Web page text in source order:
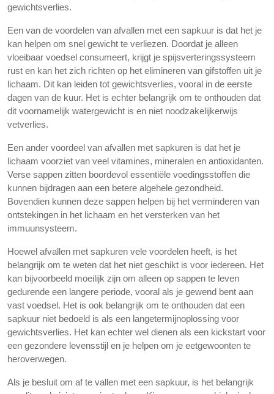
gewichtsverlies.
Een van de voordelen van afvallen met een sapkuur is dat het je
kan helpen om snel gewicht te verliezen. Doordat je alleen
vloeibaar voedsel consumeert, krijgt je spijsverteringssysteem
rust en kan het zich richten op het elimineren van gifstoffen uit je
lichaam. Dit kan leiden tot gewichtsverlies, vooral in de eerste
dagen van de kuur. Het is echter belangrijk om te onthouden dat
dit voornamelijk watergewicht is en niet noodzakelijkerwijs
vetverlies.
Een ander voordeel van afvallen met sapkuren is dat het je
lichaam voorziet van veel vitamines, mineralen en antioxidanten.
Verse sappen zitten boordevol essentiële voedingsstoffen die
kunnen bijdragen aan een betere algehele gezondheid.
Bovendien kunnen deze sappen helpen bij het verminderen van
ontstekingen in het lichaam en het versterken van het
immuunsysteem.
Hoewel afvallen met sapkuren vele voordelen heeft, is het
belangrijk om te weten dat het niet geschikt is voor iedereen. Het
kan bijvoorbeeld moeilijk zijn om alleen op sappen te leven
gedurende een langere periode, vooral als je gewend bent aan
vast voedsel. Het is ook belangrijk om te onthouden dat een
sapkuur niet bedoeld is als een langetermijnoplossing voor
gewichtsverlies. Het kan echter wel dienen als een kickstart voor
een gezondere levensstijl en je helpen om je eetgewoonten te
heroverwegen.
Als je besluit om af te vallen met een sapkuur, is het belangrijk